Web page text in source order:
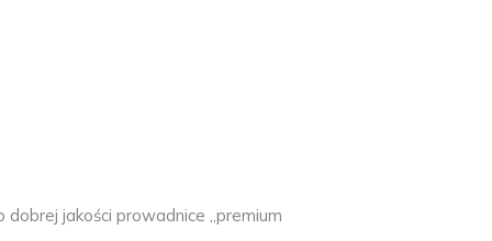
jakości prowadnice „premium